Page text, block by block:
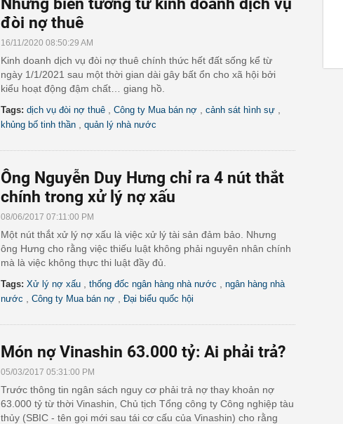
Những biến tướng từ kinh doanh dịch vụ
đòi nợ thuê
16/11/2020 08:50:29 AM
Kinh doanh dịch vụ đòi nợ thuê chính thức hết đất sống kể từ
ngày 1/1/2021 sau một thời gian dài gây bất ổn cho xã hội bởi
kiểu hoạt động đậm chất… giang hồ.
Tags: dịch vụ đòi nợ thuê Công ty Mua bán nợ cảnh sát hình sự
khủng bố tinh thần quản lý nhà nước
Ông Nguyễn Duy Hưng chỉ ra 4 nút thắt
chính trong xử lý nợ xấu
08/06/2017 07:11:00 PM
Một nút thắt xử lý nợ xấu là việc xử lý tài sản đảm bảo. Nhưng
ông Hưng cho rằng việc thiếu luật không phải nguyên nhân chính
mà là việc không thực thi luật đầy đủ.
Tags: Xử lý nợ xấu thống đốc ngân hàng nhà nước
ngân hàng nhà
nước
Công ty Mua bán nợ Đại biểu quốc hội
Món nợ Vinashin 63.000 tỷ: Ai phải trả?
05/03/2017 05:31:00 PM
Trước thông tin ngân sách nguy cơ phải trả nợ thay khoản nợ
63.000 tỷ từ thời Vinashin, Chủ tịch Tổng công ty Công nghiệp tàu
thủy (SBIC - tên gọi mới sau tái cơ cấu của Vinashin) cho rằng